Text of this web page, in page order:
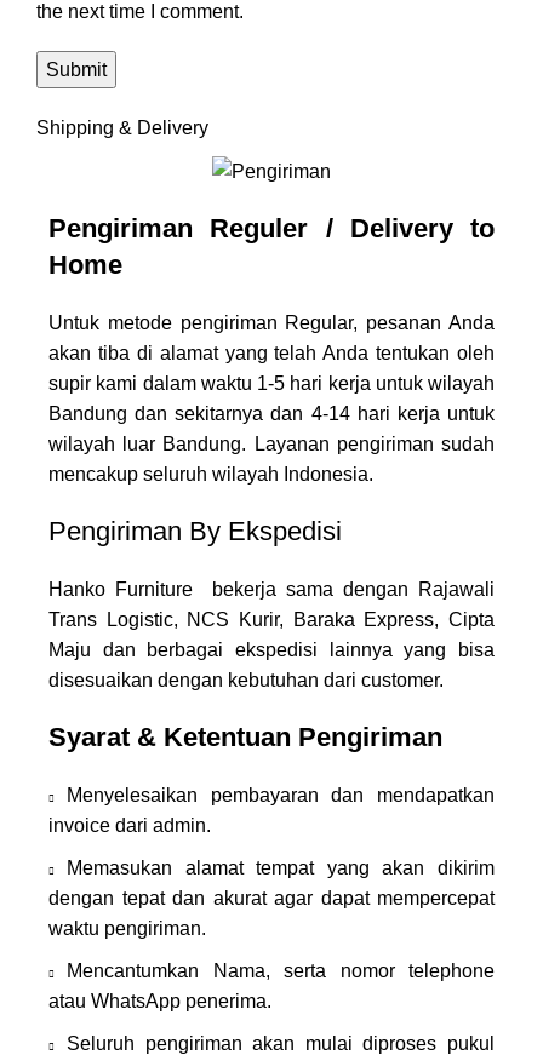
the next time I comment.
Shipping & Delivery
Pengiriman Reguler / Delivery to
Home
Untuk metode pengiriman Regular, pesanan Anda
akan tiba di alamat yang telah Anda tentukan oleh
supir kami dalam waktu 1-5 hari kerja untuk wilayah
Bandung dan sekitarnya dan 4-14 hari kerja untuk
wilayah luar Bandung. Layanan pengiriman sudah
mencakup seluruh wilayah Indonesia.
Pengiriman By Ekspedisi
Hanko Furniture bekerja sama dengan Rajawali
Trans Logistic, NCS Kurir, Baraka Express, Cipta
Maju dan berbagai ekspedisi lainnya yang bisa
disesuaikan dengan kebutuhan dari customer.
Syarat & Ketentuan Pengiriman
Menyelesaikan pembayaran dan mendapatkan
invoice dari admin.
Memasukan alamat tempat yang akan dikirim
dengan tepat dan akurat agar dapat mempercepat
waktu pengiriman.
Mencantumkan Nama, serta nomor telephone
atau WhatsApp penerima.
Seluruh pengiriman akan mulai diproses pukul